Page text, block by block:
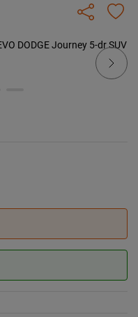
Next